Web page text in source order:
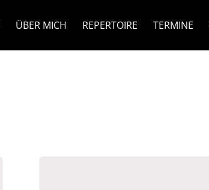
ÜBER MICH REPERTOIRE TERMINE